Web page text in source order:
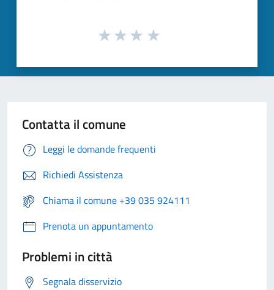
Contatta il comune
Leggi le domande frequenti
Richiedi Assistenza
Chiama il comune +39 035 924111
Prenota un appuntamento
Problemi in città
Segnala disservizio